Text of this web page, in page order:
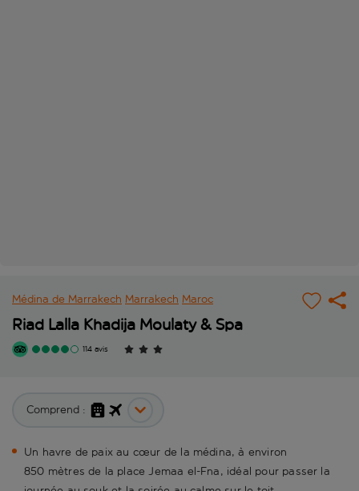
Médina de Marrakech Marrakech Maroc
Riad Lalla Khadija Moulaty & Spa
114 avis
Comprend :
Un havre de paix au cœur de la médina, à environ
850 mètres de la place Jemaa el-Fna, idéal pour passer la